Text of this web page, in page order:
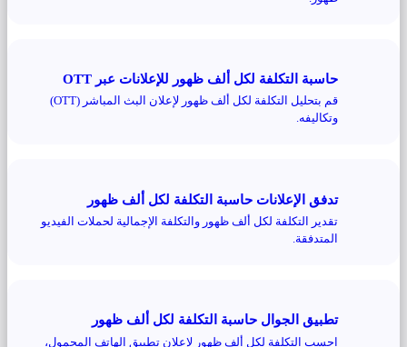
حاسبة التكلفة لكل ألف ظهور للإعلانات عبر OTT
قم بتحليل التكلفة لكل ألف ظهور لإعلان البث المباشر (OTT)
وتكاليفه.
تدفق الإعلانات حاسبة التكلفة لكل ألف ظهور
تقدير التكلفة لكل ألف ظهور والتكلفة الإجمالية لحملات الفيديو
المتدفقة.
تطبيق الجوال حاسبة التكلفة لكل ألف ظهور
احسب التكلفة لكل ألف ظهور لإعلان تطبيق الهاتف المحمول،